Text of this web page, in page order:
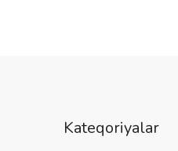
Kateqoriyalar